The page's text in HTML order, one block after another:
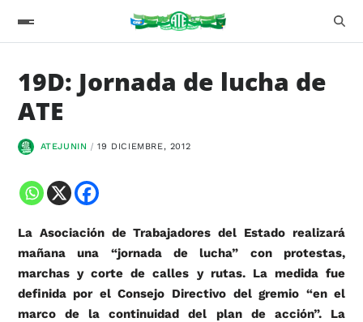
19D: Jornada de lucha de
ATE
ATEJUNIN 19 DICIEMBRE, 2012
La Asociación de Trabajadores del Estado realizará
mañana una “jornada de lucha” con protestas,
marchas y corte de calles y rutas. La medida fue
definida por el Consejo Directivo del gremio “en el
marco de la continuidad del plan de acción”. La